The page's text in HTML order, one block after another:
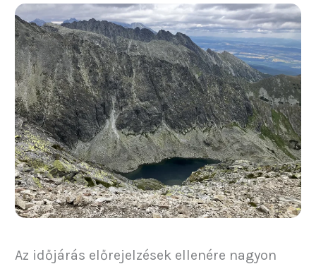
Az időjárás előrejelzések ellenére nagyon